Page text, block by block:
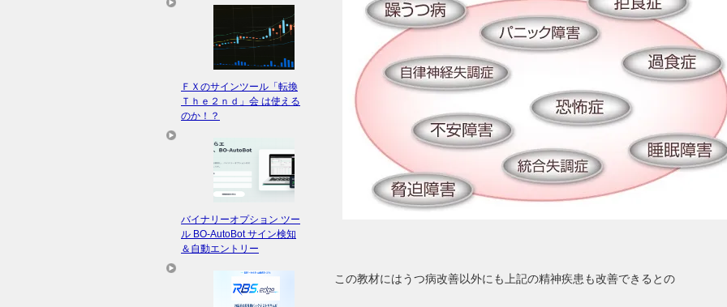
この教材にはうつ病改善以外にも上記の精神疾患も改善できるとの
ＦＸのサインツール「転換
Ｔｈｅ２ｎｄ」会 は使える
のか！？
バイナリーオプション ツー
ル BO-AutoBot サイン検知
＆自動エントリー